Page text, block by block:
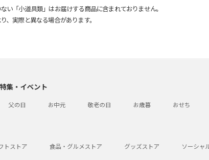
い「小道具類」はお届けする商品に含まれておりません。
、実際と異なる場合があります。
集・イベント
父の日 お中元 敬老の日 お歳暮 おせち
トストア 食品・グルメストア グッズストア ソーシャ